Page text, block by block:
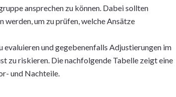
ansprechen zu können. Dabei sollten
um zu prüfen, welche Ansätze
evaluieren und gegebenenfalls Adjustierungen im
zu riskieren. Die nachfolgende Tabelle zeigt eine
und Nachteile.